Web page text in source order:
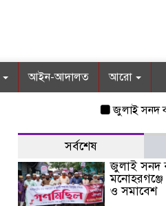
আইন-আদালত আরো
জুলাই সনদ
সর্বশেষ
জুলাই সনদ
মনোহরগঞ্জে
ও সমাবেশ